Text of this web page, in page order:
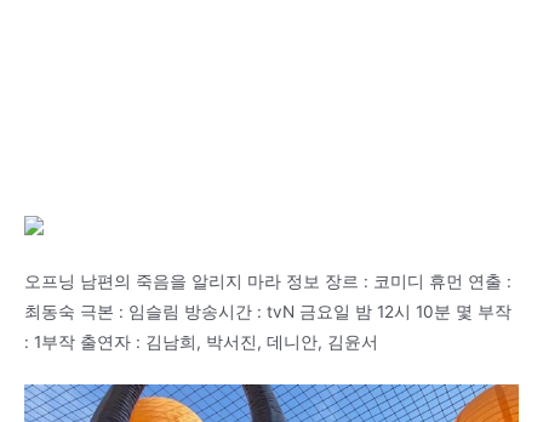
오프닝 남편의 죽음을 알리지 마라 정보 장르 : 코미디 휴먼 연출 :
최동숙 극본 : 임슬림 방송시간 : tvN 금요일 밤 12시 10분 몇 부작
: 1부작 출연자 : 김남희, 박서진, 데니안, 김윤서